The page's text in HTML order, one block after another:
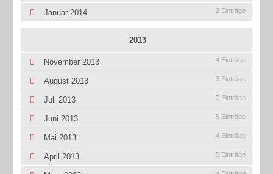
Januar 2014 2 Einträge
2013
November 2013 4 Einträge
August 2013 3 Einträge
Juli 2013 7 Einträge
Juni 2013 5 Einträge
Mai 2013 4 Einträge
April 2013 5 Einträge